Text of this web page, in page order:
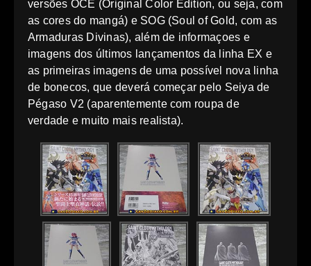
versões OCE (Original Color Edition, ou seja, com
as cores do mangá) e SOG (Soul of Gold, com as
Armaduras Divinas), além de informaçoes e
imagens dos últimos lançamentos da linha EX e
as primeiras imagens de uma possível nova linha
de bonecos, que deverá começar pelo Seiya de
Pégaso V2 (aparentemente com roupa de
verdade e muito mais realista).